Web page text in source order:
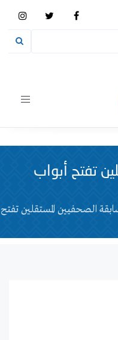
Toggle
تفتح أبواب
الصحفيين المستقلين تفتح